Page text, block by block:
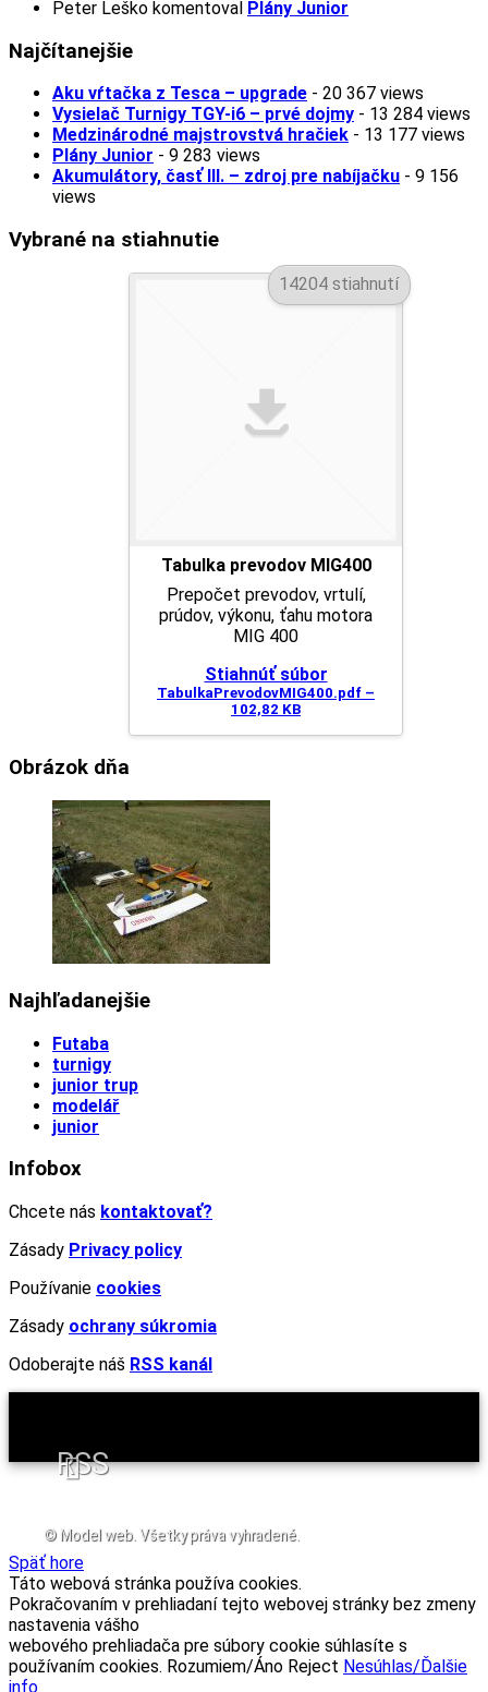
Peter Leško komentoval Plány Junior
Najčítanejšie
Aku vŕtačka z Tesca – upgrade - 20 367 views
Vysielač Turnigy TGY-i6 – prvé dojmy - 13 284 views
Medzinárodné majstrovstvá hračiek - 13 177 views
Plány Junior - 9 283 views
Akumulátory, časť III. – zdroj pre nabíjačku - 9 156
views
Vybrané na stiahnutie
14204 stiahnutí
Tabulka prevodov MIG400
Prepočet prevodov, vrtulí,
prúdov, výkonu, ťahu motora
MIG 400
Stiahnúť súbor
TabulkaPrevodovMIG400.pdf –
102,82 KB
Obrázok dňa
Najhľadanejšie
Futaba
turnigy
junior trup
modelář
junior
Infobox
Chcete nás kontaktovať?
Zásady Privacy policy
Používanie cookies
Zásady ochrany súkromia
Odoberajte náš RSS kanál
RSS
© Model web. Všetky práva vyhradené.
Späť hore
Táto webová stránka používa cookies.
Pokračovaním v prehliadaní tejto webovej stránky bez zmeny
nastavenia vášho
webového prehliadača pre súbory cookie súhlasíte s
používaním cookies. Rozumiem/Áno Reject Nesúhlas/Ďalšie
info